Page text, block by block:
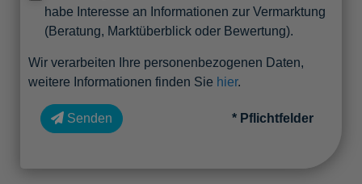
habe Interesse an Informationen zur Vermarktung
(Beratung, Marktüberblick oder Bewertung).
Wir verarbeiten Ihre personenbezogenen Daten,
weitere Informationen finden Sie hier.
Senden * Pflichtfelder